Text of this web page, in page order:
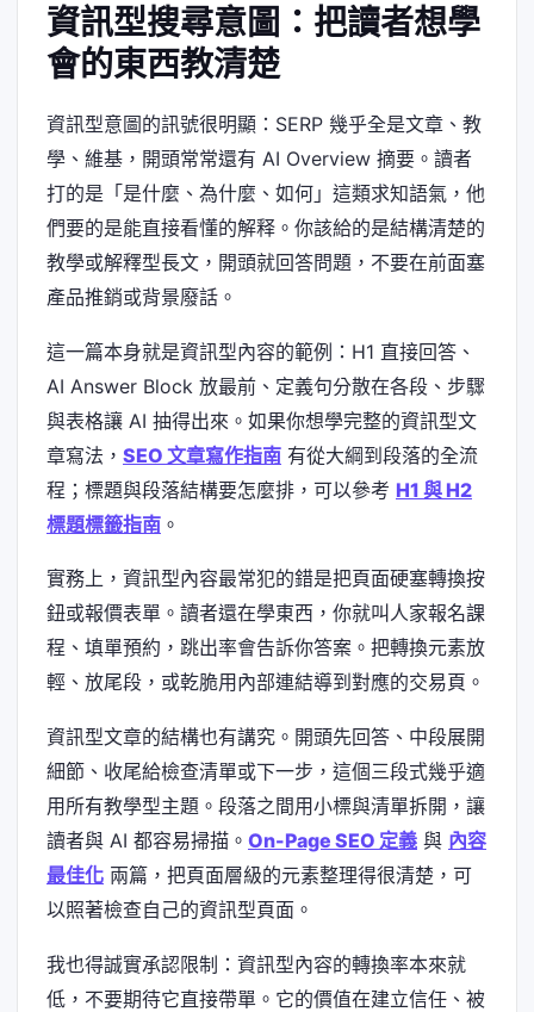
資訊型搜尋意圖：把讀者想學
會的東西教清楚
資訊型意圖的訊號很明顯：SERP 幾乎全是文章、教
學、維基，開頭常常還有 AI Overview 摘要。讀者
打的是「是什麼、為什麼、如何」這類求知語氣，他
們要的是能直接看懂的解释。你該給的是結構清楚的
教學或解釋型長文，開頭就回答問題，不要在前面塞
產品推銷或背景廢話。
這一篇本身就是資訊型內容的範例：H1 直接回答、
AI Answer Block 放最前、定義句分散在各段、步驟
與表格讓 AI 抽得出來。如果你想學完整的資訊型文
章寫法， SEO 文章寫作指南 有從大綱到段落的全流
程；標題與段落結構要怎麼排，可以參考 H1 與 H2
標題標籤指南 。
實務上，資訊型內容最常犯的錯是把頁面硬塞轉換按
鈕或報價表單。讀者還在學東西，你就叫人家報名課
程、填單預約，跳出率會告訴你答案。把轉換元素放
輕、放尾段，或乾脆用內部連結導到對應的交易頁。
資訊型文章的結構也有講究。開頭先回答、中段展開
細節、收尾給檢查清單或下一步，這個三段式幾乎適
用所有教學型主題。段落之間用小標與清單拆開，讓
讀者與 AI 都容易掃描。 On-Page SEO 定義 與 內容
最佳化 兩篇，把頁面層級的元素整理得很清楚，可
以照著檢查自己的資訊型頁面。
我也得誠實承認限制：資訊型內容的轉換率本來就
低，不要期待它直接帶單。它的價值在建立信任、被